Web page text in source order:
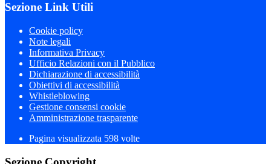
Sezione Link Utili
Cookie policy
Note legali
Informativa Privacy
Ufficio Relazioni con il Pubblico
Dichiarazione di accessibilità
Obiettivi di accessibilità
Whistleblowing
Gestione consensi cookie
Amministrazione trasparente
Pagina visualizzata 598 volte